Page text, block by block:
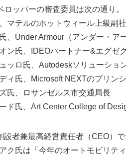
ッパーの審査委員は次の通り。
マテルのホットウィール上級副
、Under Armour（アンダー・ア
ン氏、IDEOパートナー&エグゼ
ッロ氏、Autodeskソリューショ
ィ氏、Microsoft NEXTのプリン
氏、ロサンゼルス市交通局長
ド氏、Art Center College of
設者兼最高経営責任者（CEO）
ク氏は「今年のオートモビリテ